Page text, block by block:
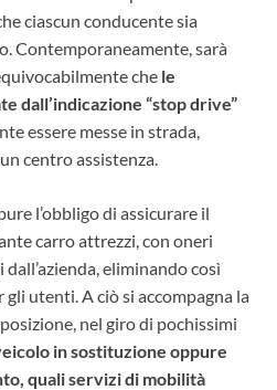
ciascun conducente sia
Contemporaneamente, sarà
che le
dall’indicazione “stop drive”
essere messe in strada,
centro assistenza.
l’obbligo di assicurare il
carro attrezzi, con oneri
eliminando così
utenti. A ciò si accompagna la
nel giro di pochissimi
in sostituzione oppure
quali servizi di mobilità